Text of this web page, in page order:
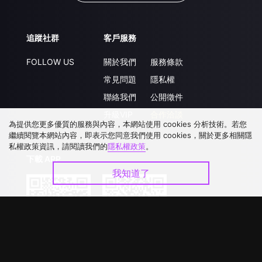
追蹤社群
FOLLOW US
客戶服務
關於我們
常見問題
聯絡我們
服務條款
隱私權
公開徵件
為提供您更多優質的服務與內容，本網站使用 cookies 分析技術。若您
繼續閱覽本網站內容，即表示您同意我們使用 cookies，關於更多相關隱
私權政策資訊，請閱讀我們的隱私權政策。
我知道了